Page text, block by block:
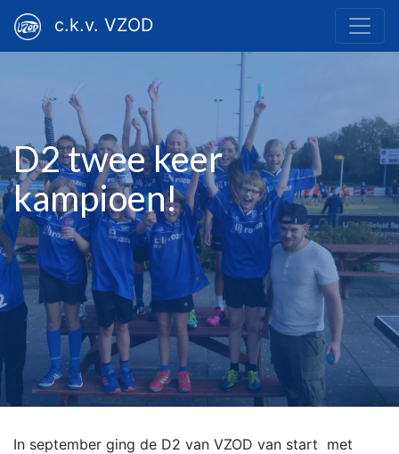
c.k.v. VZOD
D2 twee keer
kampioen!
In september ging de D2 van VZOD van start met